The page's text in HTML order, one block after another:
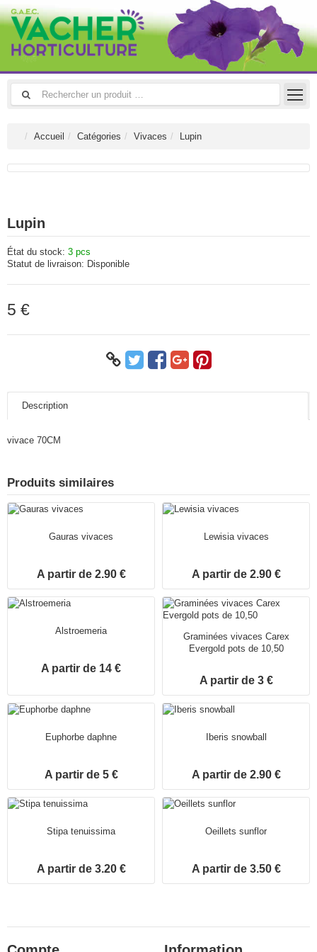
Accueil Catégories Vivaces Lupin
Lupin
État du stock: 3 pcs
Statut de livraison: Disponible
5 €
Description
vivace 70CM
Produits similaires
Gauras vivaces
A partir de 2.90 €
Lewisia vivaces
A partir de 2.90 €
Alstroemeria
A partir de 14 €
Graminées vivaces Carex
Evergold pots de 10,50
A partir de 3 €
Euphorbe daphne
A partir de 5 €
Iberis snowball
A partir de 2.90 €
Stipa tenuissima
A partir de 3.20 €
Oeillets sunflor
A partir de 3.50 €